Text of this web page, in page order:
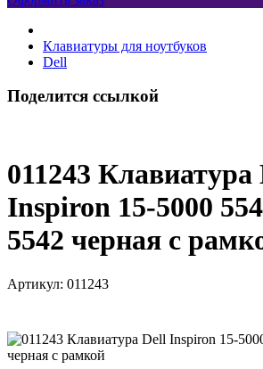
Клавиатуры для ноутбуков
Dell
Поделится ссылкой
011243 Клавиатура
Inspiron 15-5000
5542 черная с
Артикул: 011243